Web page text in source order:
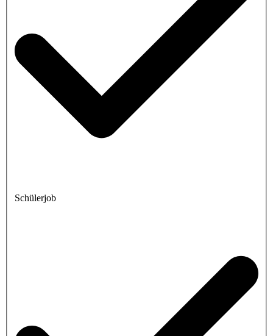
Schülerjob